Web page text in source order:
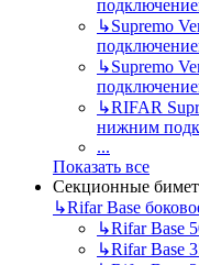
↳Supremo
↳Supremo
↳RIFAR
нижним
...
Показать все
Секционные
↳Rifar Base
↳Rifar Base
↳Rifar Base